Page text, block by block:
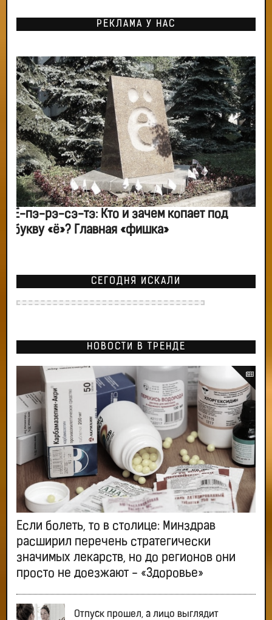
РЕКЛАМА У НАС
Ё-пэ-рэ-сэ-тэ: Кто и зачем копает под
букву «ё»? Главная «фишка»
СЕГОДНЯ ИСКАЛИ
НОВОСТИ В ТРЕНДЕ
Если болеть, то в столице: Минздрав
расширил перечень стратегически
значимых лекарств, но до регионов они
просто не доезжают - «Здоровье»
Отпуск прошел, а лицо выглядит